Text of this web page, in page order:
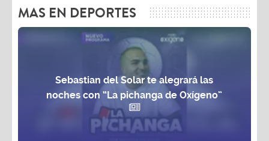
MAS EN DEPORTES
Sebastian del Solar te alegrará las
noches con “La pichanga de Oxígeno”